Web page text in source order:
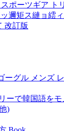
ポーツギア
邇矩ス縺ョ繧
改訂版
グル メンズ
ーで韓国語をモ
)